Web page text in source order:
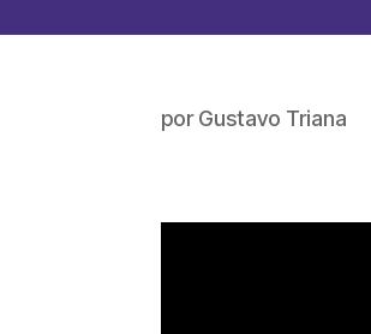
porGustavo Triana